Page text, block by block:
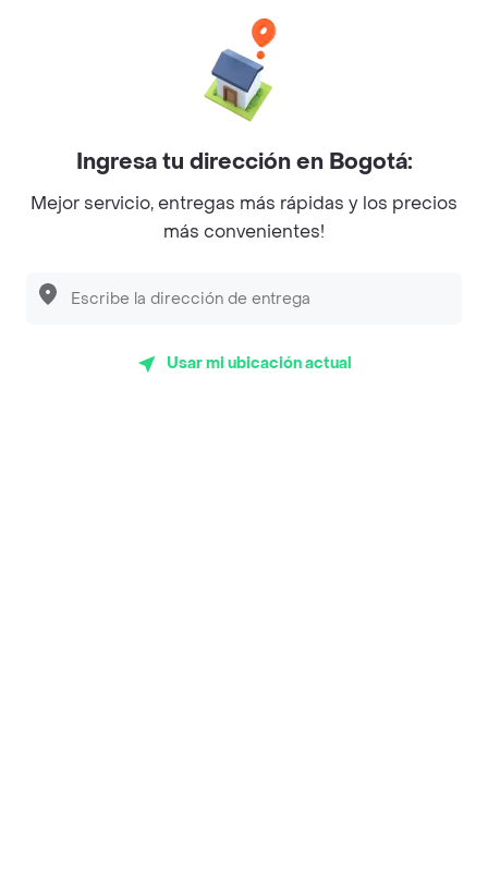
Magnifique
Empanaditas de Pipian - Empanadas
Luisa Postres
Ingresa tu dirección en Bogotá:
Mejor servicio, entregas más rápidas y los precios
más convenientes!
Usar mi ubicación actual